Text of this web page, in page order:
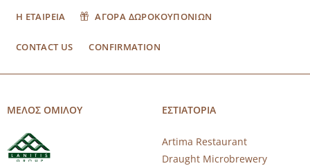
Η ΕΤΑΙΡΕΙΑ ΑΓΟΡΑ ΔΩΡΟΚΟΥΠΟΝΙΩΝ
CONTACT US CONFIRMATION
ΜΕΛΟΣ ΟΜΙΛΟΥ ΕΣΤΙΑΤΟΡΙΑ
Artima Restaurant
Draught Microbrewery